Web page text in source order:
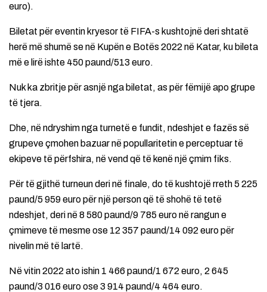
euro).
Biletat për eventin kryesor të FIFA-s kushtojnë deri shtatë
herë më shumë se në Kupën e Botës 2022 në Katar, ku bileta
më e lirë ishte 450 paund/513 euro.
Nuk ka zbritje për asnjë nga biletat, as për fëmijë apo grupe
të tjera.
Dhe, në ndryshim nga turnetë e fundit, ndeshjet e fazës së
grupeve çmohen bazuar në popullaritetin e perceptuar të
ekipeve të përfshira, në vend që të kenë një çmim fiks.
Për të gjithë turneun deri në finale, do të kushtojë rreth 5 225
paund/5 959 euro për një person që të shohë të tetë
ndeshjet, deri në 8 580 paund/9 785 euro në rangun e
çmimeve të mesme ose 12 357 paund/14 092 euro për
nivelin më të lartë.
Në vitin 2022 ato ishin 1 466 paund/1 672 euro, 2 645
paund/3 016 euro ose 3 914 paund/4 464 euro.